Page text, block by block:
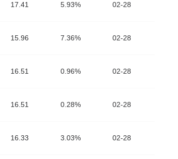
17.41 5.93% 02-28
15.96 7.36% 02-28
16.51 0.96% 02-28
16.51 0.28% 02-28
16.33 3.03% 02-28